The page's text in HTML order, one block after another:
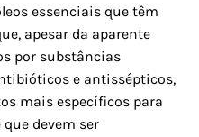
essenciais que têm
apesar da aparente
por substâncias
e antissépticos,
mais específicos para
devem ser